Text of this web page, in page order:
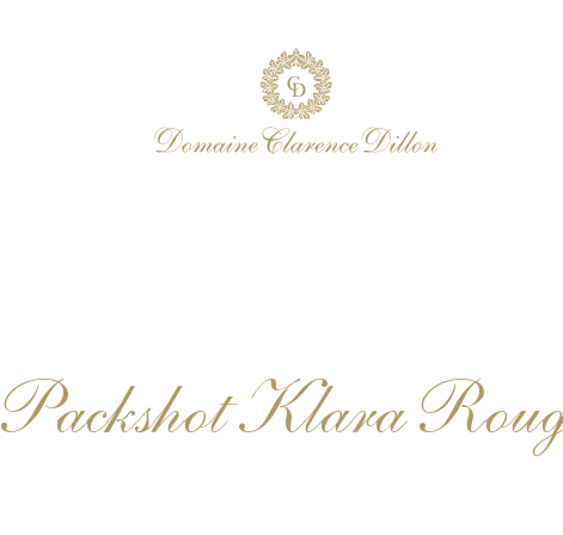
Packshot Klara